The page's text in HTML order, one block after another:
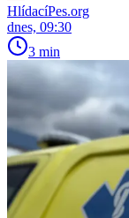
HlídacíPes.org
dnes, 09:30
3 min